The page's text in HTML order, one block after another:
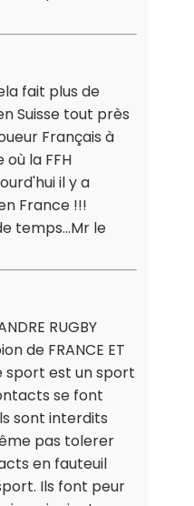
fait plus de
Suisse tout près
Français à
la FFH
il y a
France !!!
temps...Mr le
RUGBY
de FRANCE ET
sport est un sport
se font
sont interdits
pas tolerer
en fauteuil
Ils font peur